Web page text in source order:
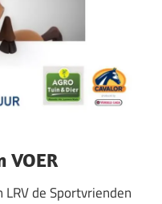
VOER
de Sportvrienden